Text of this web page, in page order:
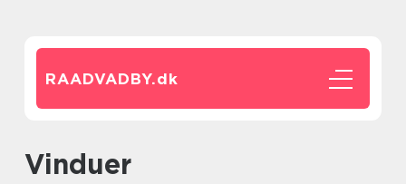
RAADVADBY.dk
vinduer